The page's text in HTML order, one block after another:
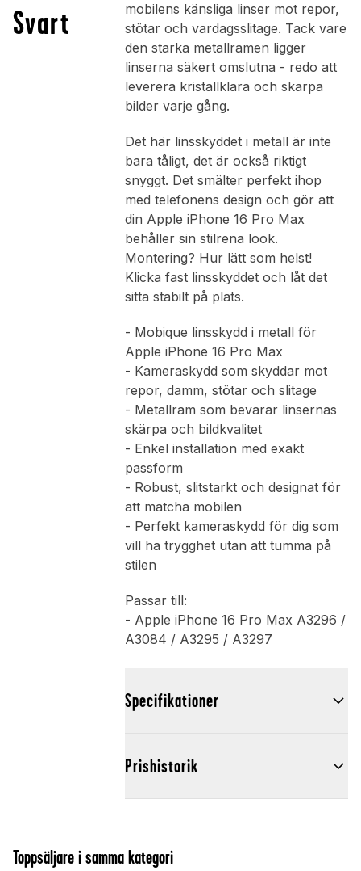
Svart
mobilens känsliga linser mot repor,
stötar och vardagsslitage. Tack vare
den starka metallramen ligger
linserna säkert omslutna - redo att
leverera kristallklara och skarpa
bilder varje gång.
Det här linsskyddet i metall är inte
bara tåligt, det är också riktigt
snyggt. Det smälter perfekt ihop
med telefonens design och gör att
din Apple iPhone 16 Pro Max
behåller sin stilrena look.
Montering? Hur lätt som helst!
Klicka fast linsskyddet och låt det
sitta stabilt på plats.
- Mobique linsskydd i metall för
Apple iPhone 16 Pro Max
- Kameraskydd som skyddar mot
repor, damm, stötar och slitage
- Metallram som bevarar linsernas
skärpa och bildkvalitet
- Enkel installation med exakt
passform
- Robust, slitstarkt och designat för
att matcha mobilen
- Perfekt kameraskydd för dig som
vill ha trygghet utan att tumma på
stilen
Passar till:
- Apple iPhone 16 Pro Max A3296 /
A3084 / A3295 / A3297
Specifikationer
Prishistorik
Toppsäljare i samma kategori